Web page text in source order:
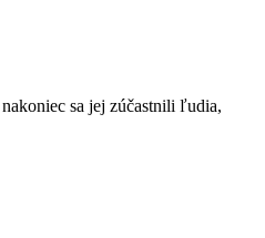
sa jej zúčastnili ľudia,